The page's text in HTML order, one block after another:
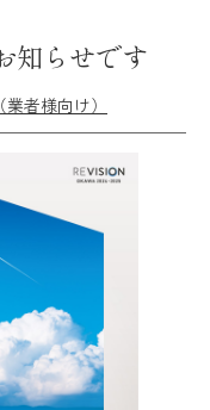
知らせです
者様向け）